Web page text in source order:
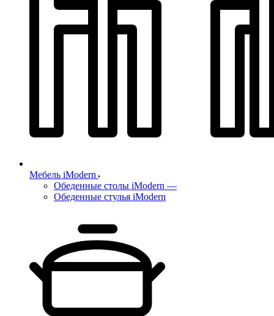
Мебель iModern
Обеденные столы iModern —
Обеденные стулья iModern